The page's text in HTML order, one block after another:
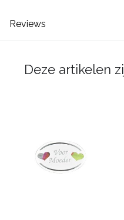
Reviews
Deze artikelen